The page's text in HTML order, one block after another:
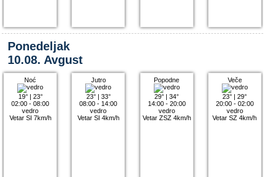
Ponedeljak
10.08. Avgust
Noć
19°| 23°
02:00 - 08:00
vedro
Vetar SI 7km/h
Jutro
23°| 33°
08:00 - 14:00
vedro
Vetar SI 4km/h
Popodne
29° |34°
14:00 - 20:00
vedro
Vetar ZSZ 4km/h
Veče
23° |29°
20:00 - 02:00
vedro
Vetar SZ 4km/h